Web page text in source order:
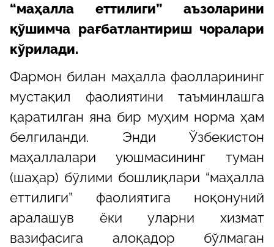
“маҳалла еттилиги” аъзоларини
қўшимча рағбатлантириш чоралари
кўрилади.
Фармон билан маҳалла фаолларининг
мустақил фаолиятини таъминлашга
қаратилган яна бир муҳим норма ҳам
белгиланди. Энди Ўзбекистон
маҳаллалари уюшмасининг туман
(шаҳар) бўлими бошлиқлари “маҳалла
еттилиги” фаолиятига ноқонуний
аралашув ёки уларни хизмат
вазифасига алоқадор бўлмаган